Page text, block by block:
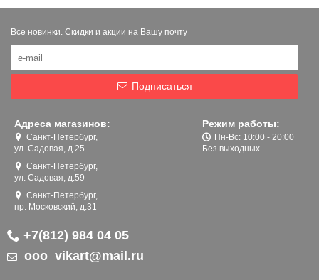
Все новинки. Скидки и акции на Вашу почту
Подписаться
Адреса магазинов:
Санкт-Петербург,
ул. Садовая, д.25
Санкт-Петербург,
ул. Садовая, д.59
Санкт-Петербург,
пр. Московский, д.31
Режим работы:
Пн-Вс: 10:00 - 20:00
Без выходных
+7(812) 984 04 05
ooo_vikart@mail.ru